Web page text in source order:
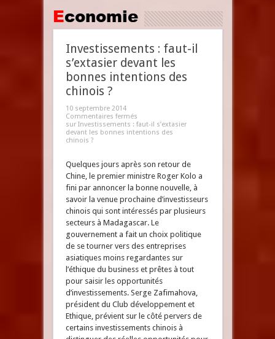
Economie
Investissements : faut-il
s’extasier devant les
bonnes intentions des
chinois ?
10 septembre 2014
Commentaires fermés
sur Investissements : faut-il s’extasier
devant les bonnes intentions des
chinois ?
Quelques jours après son retour de
Chine, le premier ministre Roger Kolo a
fini par annoncer la bonne nouvelle, à
savoir la venue prochaine d’investisseurs
chinois qui sont intéressés par plusieurs
secteurs à Madagascar. Le
gouvernement a fait un choix politique
de se tourner vers des entreprises
asiatiques moins regardantes sur
l’éthique du business et prêtes à tout
pour saisir les opportunités
d’investissements. Serge Zafimahova,
président du Club développement et
Ethique, prévient sur le côté pervers de
certains investissements chinois à